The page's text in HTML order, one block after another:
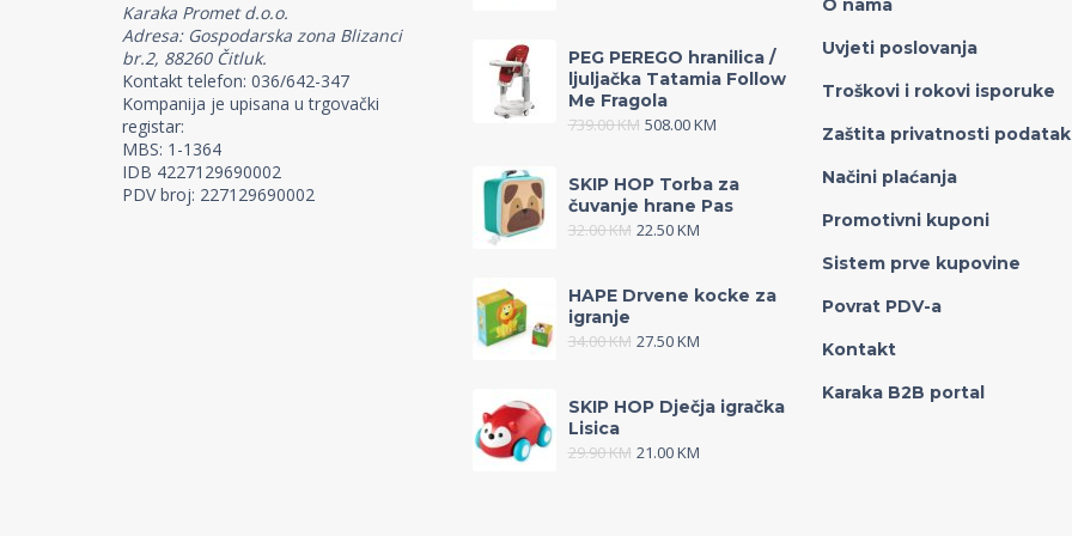
Karaka Promet d.o.o.
Adresa: Gospodarska zona Blizanci
br.2, 88260 Čitluk.
Kontakt telefon: 036/642-347
Kompanija je upisana u trgovački
registar:
MBS: 1-1364
IDB 4227129690002
PDV broj: 227129690002
PEG PEREGO hranilica /
ljuljačka Tatamia Follow
Me Fragola
739.00KM 508.00KM
SKIP HOP Torba za
čuvanje hrane Pas
32.00KM 22.50KM
HAPE Drvene kocke za
igranje
34.00KM 27.50KM
SKIP HOP Dječja igračka
Lisica
29.90KM 21.00KM
O nama
Uvjeti poslovanja
Troškovi i rokovi isporuke
Zaštita privatnosti
Načini plaćanja
Promotivni kuponi
Sistem prve kupovine
Povrat PDV-a
Kontakt
Karaka B2B portal